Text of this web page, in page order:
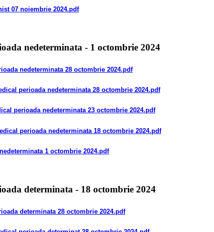
07 noiembrie 2024.pdf
nedeterminata - 1 octombrie 2024
nedeterminata 28 octombrie 2024.pdf
perioada nedeterminata 28 octombrie 2024.pdf
perioada nedeterminata 23 octombrie 2024.pdf
perioada nedeterminata 18 octombrie 2024.pdf
1 octombrie 2024.pdf
determinata - 18 octombrie 2024
determinata 28 octombrie 2024.pdf